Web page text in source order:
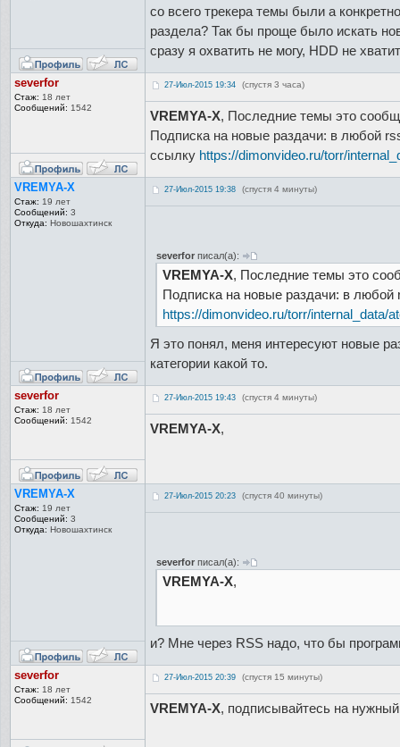
со всего трекера темы были а
раздела? Так бы проще было искать
сразу я охватить не могу, HDD не хватит
severfor
Стаж: 18 лет
Сообщений: 1542
27-Июл-2015 19:34 (спустя 3 часа)
VREMYA-X, Последние темы это
Подписка на новые раздачи: в любой
ссылку https://dimonvideo.ru/torr/
VREMYA-X
Стаж: 19 лет
Сообщений: 3
Откуда: Новошахтинск
27-Июл-2015 19:38 (спустя 4 минуты)
severforписал(а):
VREMYA-X, Последние темы это
Подписка на новые раздачи: в
https://dimonvideo.ru/torr/internal_data/
Я это понял, меня интересуют новые
категории какой то.
severfor
Стаж: 18 лет
Сообщений: 1542
27-Июл-2015 19:43 (спустя 4 минуты)
VREMYA-X,
VREMYA-X
Стаж: 19 лет
Сообщений: 3
Откуда: Новошахтинск
27-Июл-2015 20:23 (спустя 40 минуты)
severforписал(а):
VREMYA-X,
и? Мне через RSS надо, что бы
severfor
Стаж: 18 лет
Сообщений: 1542
27-Июл-2015 20:39 (спустя 15 минуты)
VREMYA-X, подписывайтесь на